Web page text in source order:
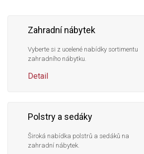
Zahradní nábytek
Vyberte si z ucelené nabídky sortimentu
zahradního nábytku.
Detail
Polstry a sedáky
Široká nabídka polstrů a sedáků na
zahradní nábytek.